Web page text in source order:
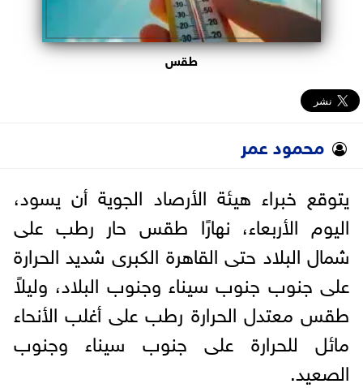
طقس
محمود عمر
يتوقع خبراء هيئة الأرصاد الجوية أن يسود،
اليوم الأربعاء، نهارًا طقس حار رطب على
شمال البلاد حتى القاهرة الكبرى شديد الحرارة
على جنوب جنوب سيناء وجنوب البلاد، وليلاً
طقس معتدل الحرارة رطب على أغلب الأنحاء
مائل للحرارة على جنوب سيناء وجنوب
الصعيد.